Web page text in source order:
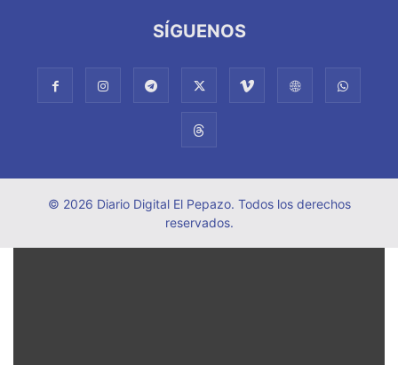
SÍGUENOS
© 2026 Diario Digital El Pepazo. Todos los derechos
reservados.